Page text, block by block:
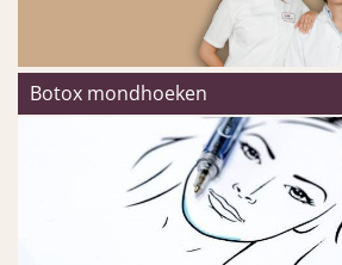
Botox mondhoeken